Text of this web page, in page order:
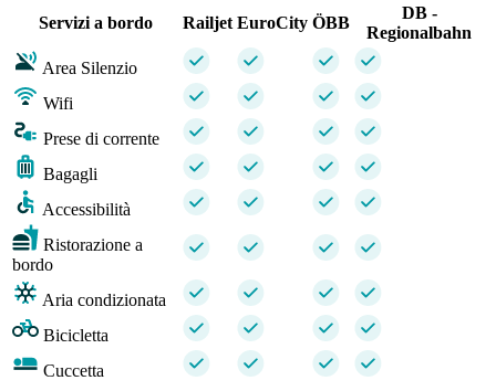
Servizi a bordo
Railjet EuroCity ÖBB
DB -
Regionalbahn
Area Silenzio
Wifi
Prese di corrente
Bagagli
Accessibilità
Ristorazione a
bordo
Aria condizionata
Bicicletta
Cuccetta